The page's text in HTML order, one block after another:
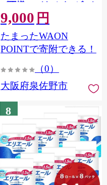
ズ不揃い バナメイエビ バ
ラ凍結】 G4142
9,000 円
たまったWAON
POINTで寄附できる！
（0）
大阪府泉佐野市
8